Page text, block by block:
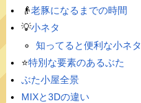
👴老豚になるまでの時間
💡小ネタ
知ってると便利な小ネタ
⭐️特別な要素のあるぶた
ぶた小屋全景
MIXと3Dの違い